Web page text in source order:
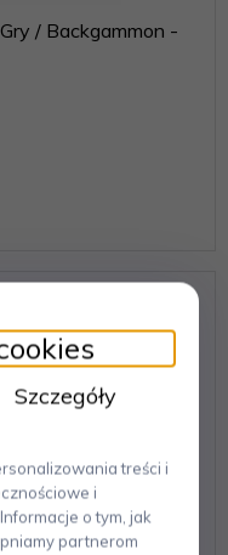
/ Backgammon -
Szczegóły
treści i
i
o tym, jak
partnerom